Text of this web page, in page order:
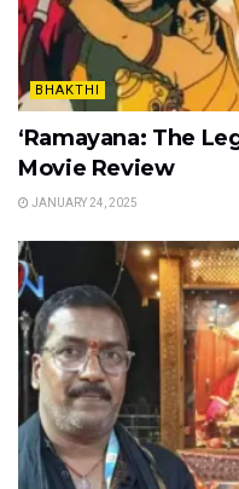
BHAKTHI
‘Ramayana: The
Movie Review
JANUARY 24, 2025